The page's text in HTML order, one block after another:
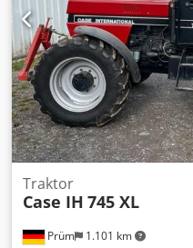
Prüm 1.101 km
Traktor
Case IH 745 XL